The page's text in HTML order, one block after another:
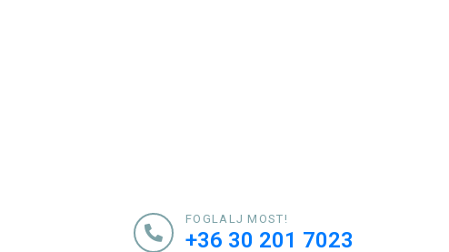
FOGLALJ MOST!
+36 30 201 7023